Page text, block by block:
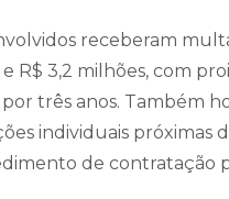
receberam
R$ 3,2 milhões, com
três anos. Também
individuais próximas
de contratação